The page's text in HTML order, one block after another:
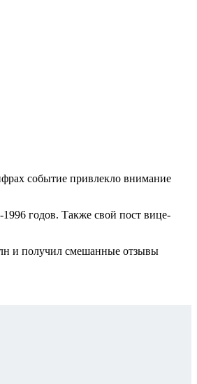
событие привлекло внимание
годов. Также свой пост вице-
и получил смешанные отзывы